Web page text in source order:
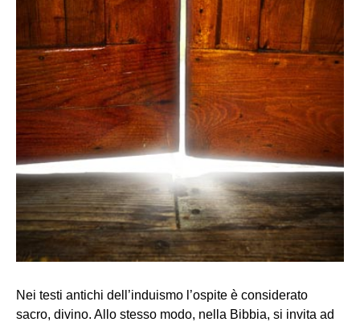
Nei testi antichi dell’induismo l’ospite è considerato
sacro, divino. Allo stesso modo, nella Bibbia, si invita ad